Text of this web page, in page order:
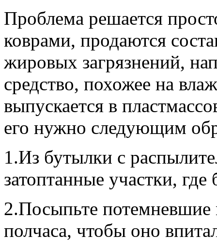
Проблема решается
коврами, продаются
жировых загрязнений,
средство, похожее на
выпускается в
его нужно следующим
1.Из бутылки с
затоптанные участки,
2.Посыпьте потемневшие
полчаса, чтобы оно